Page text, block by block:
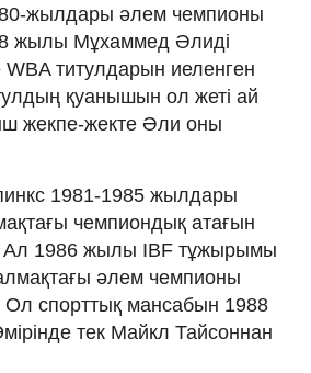
жылдары әлем чемпионы
жылы Мұхаммед Әлиді
титулдарын иеленген
қуанышын ол жеті ай
жекпе-жекте Әли оны
1981-1985 жылдары
чемпиондық атағын
Ал 1986 жылы IBF тұжырымы
әлем чемпионы
Ол спорттық мансабын 1988
тек Майкл Тайсоннан